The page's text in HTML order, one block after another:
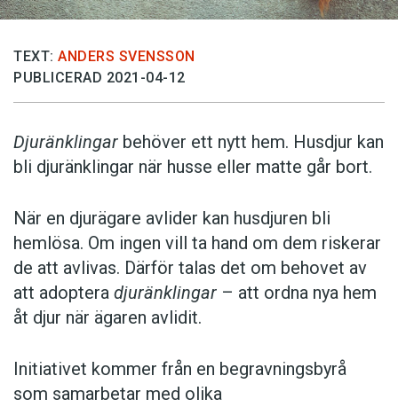
TEXT: ANDERS SVENSSON
PUBLICERAD 2021-04-12
Djuränklingar behöver ett nytt hem. Husdjur kan
bli djuränklingar när husse eller matte går bort.
När en djurägare avlider kan husdjuren bli
hemlösa. Om ingen vill ta hand om dem riskerar
de att avlivas. Därför talas det om behovet av
att adoptera djuränklingar – att ordna nya hem
åt djur när ägaren avlidit.
Initiativet kommer från en begravningsbyrå
som samarbetar med olika